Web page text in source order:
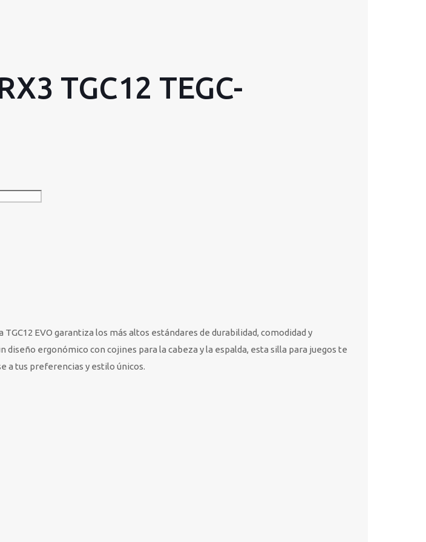
TGC12 TEGC-
EVO garantiza los más altos estándares de durabilidad, comodidad y
ergonómico con cojines para la cabeza y la espalda, esta silla para juegos te
a tus preferencias y estilo únicos.